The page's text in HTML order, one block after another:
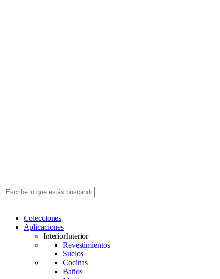
search
Menu
Colecciones
Aplicaciones
InteriorInterior
Revestimientos
Suelos
Cocinas
Baños